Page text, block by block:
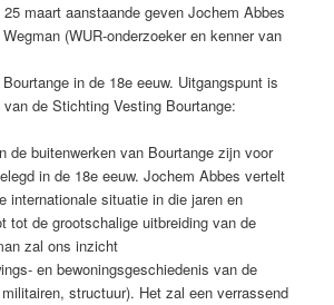
maart aanstaande geven Jochem Abbes
(WUR-onderzoeker en kenner van
in de 18e eeuw. Uitgangspunt is
de Stichting Vesting Bourtange:
de buitenwerken van Bourtange zijn voor
in de 18e eeuw. Jochem Abbes vertelt
internationale situatie in die jaren en
tot de grootschalige uitbreiding van de
zal ons inzicht
en bewoningsgeschiedenis van de
structuur). Het zal een verrassend